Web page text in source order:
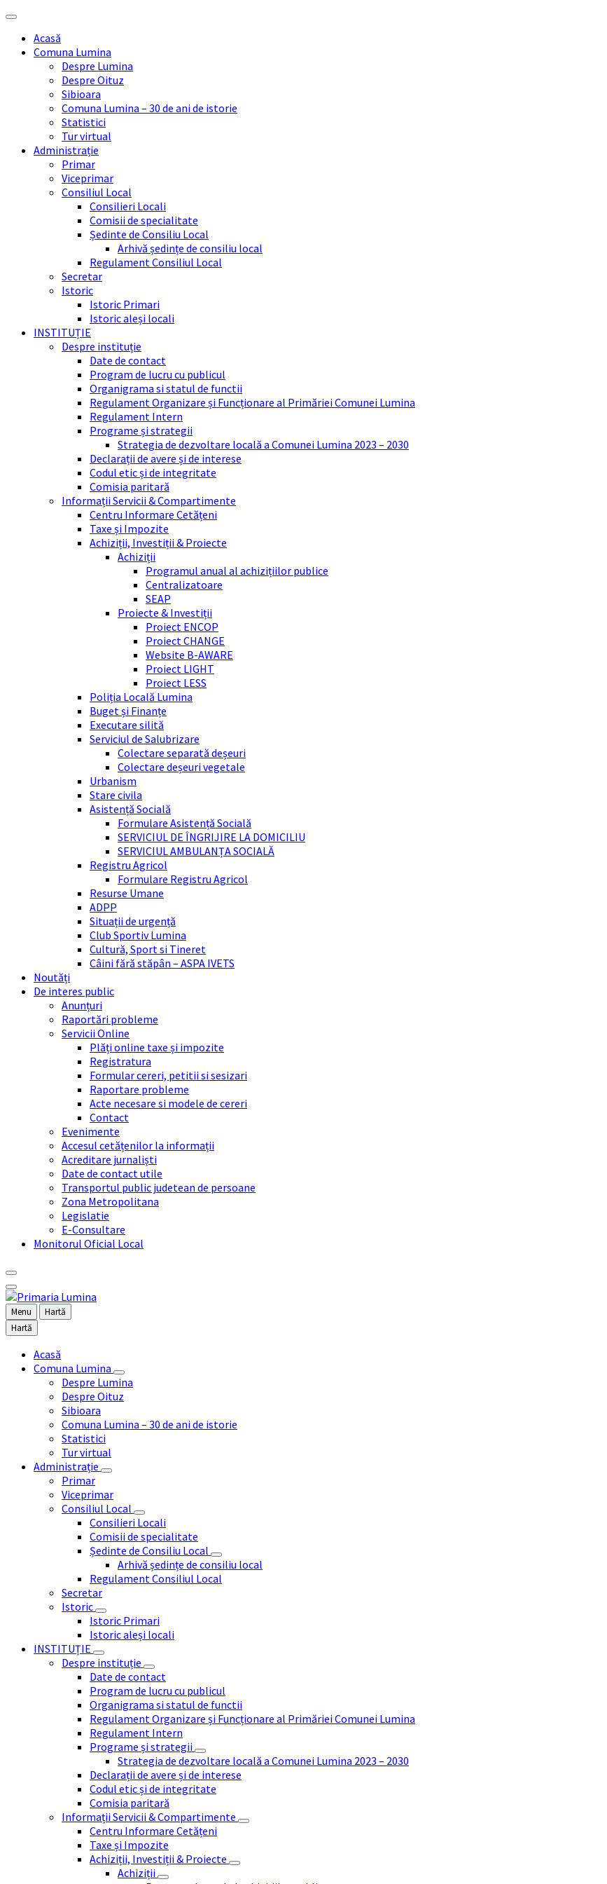
Skip
content
Skip
sidebar
Skip
right
sidebar
Skip
footerAcasă
Comuna Lumina
Despre Lumina
Despre Oituz
Sibioara
Comuna Lumina – 30 de ani de istorie
Statistici
Tur virtual
Administrație
Primar
Viceprimar
Consiliul Local
Consilieri Locali
Comisii de specialitate
Ședinte de Consiliu Local
Arhivă ședințe de consiliu local
Regulament Consiliul Local
Secretar
Istoric
Istoric Primari
Istoric aleși locali
INSTITUȚIE
Despre instituție
Date de contact
Program de lucru cu publicul
Organigrama si statul de functii
Regulament Organizare și Funcționare al Primăriei Comunei Lumina
Regulament Intern
Programe și strategii
Strategia de dezvoltare locală a Comunei Lumina 2023 – 2030
Declarații de avere și de interese
Codul etic și de integritate
Comisia paritară
Informații Servicii & Compartimente
Centru Informare Cetățeni
Taxe și Impozite
Achiziții, Investiții & Proiecte
Achiziții
Programul anual al achizițiilor publice
Centralizatoare
SEAP
Proiecte & Investiții
Proiect ENCOP
Proiect CHANGE
Website B-AWARE
Proiect LIGHT
Proiect LESS
Poliția Locală Lumina
Buget și Finanțe
Executare silită
Serviciul de Salubrizare
Colectare separată deșeuri
Colectare deșeuri vegetale
Urbanism
Stare civila
Asistență Socială
Formulare Asistență Socială
SERVICIUL DE ÎNGRIJIRE LA DOMICILIU
SERVICIUL AMBULANȚA SOCIALĂ
Registru Agricol
Formulare Registru Agricol
Resurse Umane
ADPP
Situații de urgență
Club Sportiv Lumina
Cultură, Sport si Tineret
Câini fără stăpân – ASPA IVETS
Noutăți
De interes public
Anunțuri
Raportări probleme
Servicii Online
Plăți online taxe și impozite
Registratura
Formular cereri, petitii si sesizari
Raportare probleme
Acte necesare si modele de cereri
Contact
Evenimente
Accesul cetățenilor la informații
Acreditare jurnaliști
Date de contact utile
Transportul public judetean de persoane
Zona Metropolitana
Legislatie
E-Consultare
Monitorul Oficial Local
Menu
Hartă
Hartă
Acasă
Comuna Lumina
Despre Lumina
Despre Oituz
Sibioara
Comuna Lumina – 30 de ani de istorie
Statistici
Tur virtual
Administrație
Primar
Viceprimar
Consiliul Local
Consilieri Locali
Comisii de specialitate
Ședinte de Consiliu Local
Arhivă ședințe de consiliu local
Regulament Consiliul Local
Secretar
Istoric
Istoric Primari
Istoric aleși locali
INSTITUȚIE
Despre instituție
Date de contact
Program de lucru cu publicul
Organigrama si statul de functii
Regulament Organizare și Funcționare al Primăriei Comunei Lumina
Regulament Intern
Programe și strategii
Strategia de dezvoltare locală a Comunei Lumina 2023 – 2030
Declarații de avere și de interese
Codul etic și de integritate
Comisia paritară
Informații Servicii & Compartimente
Centru Informare Cetățeni
Taxe și Impozite
Achiziții, Investiții & Proiecte
Achiziții